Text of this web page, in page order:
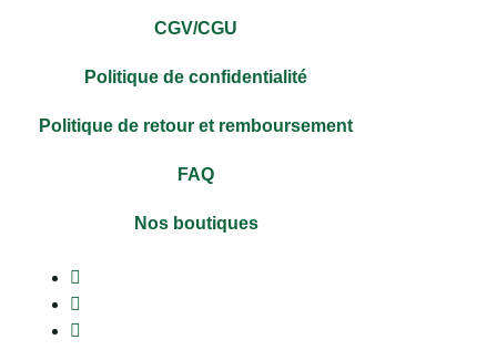
CGV/CGU
Politique de confidentialité
Politique de retour et remboursement
FAQ
Nos boutiques